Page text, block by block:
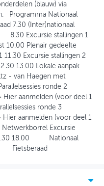
(blauw) via
Programma Nationaal
7.30 (Inter)nationaal
8.30 Excursie stallingen 1
10.00 Plenair gedeelte
11.30 Excursie stallingen 2
13.00 Lokale aanpak
- van Haegen met
ronde 2
Hier aanmelden (voor deel 1
ronde 3
aanmelden (voor deel 1
Netwerkborrel Excursie
17.30 18.00 Nationaal